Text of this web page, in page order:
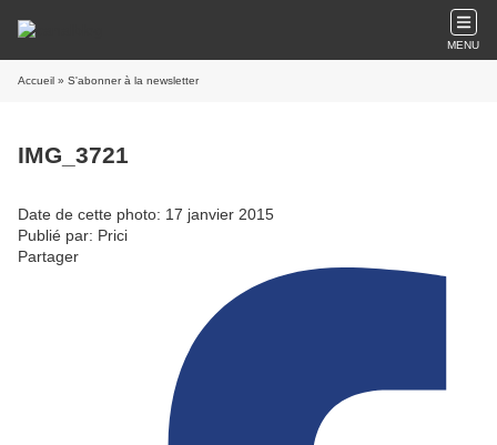
MENU
Accueil » S'abonner à la newsletter
IMG_3721
Date de cette photo: 17 janvier 2015
Publié par: Prici
Partager